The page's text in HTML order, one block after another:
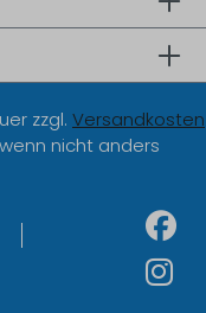
zzgl. Versandkosten
nicht anders